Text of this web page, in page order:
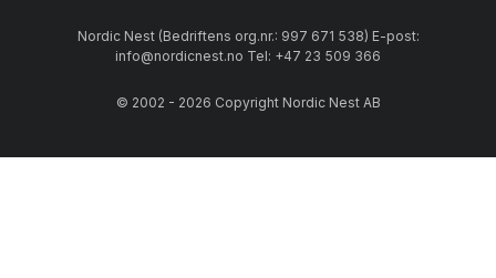
Nordic Nest (Bedriftens org.nr.: 997 671 538) E-post:
info@nordicnest.no Tel: +47 23 509 366
© 2002 - 2026 Copyright Nordic Nest AB